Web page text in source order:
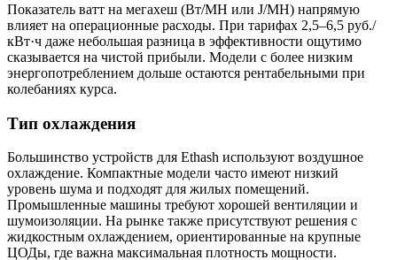
Показатель ватт на мегахеш (Вт/MH или J/MH) напрямую
влияет на операционные расходы. При тарифах 2,5–6,5 руб./
кВт·ч даже небольшая разница в эффективности ощутимо
сказывается на чистой прибыли. Модели с более низким
энергопотреблением дольше остаются рентабельными при
колебаниях курса.
Тип охлаждения
Большинство устройств для Ethash используют воздушное
охлаждение. Компактные модели часто имеют низкий
уровень шума и подходят для жилых помещений.
Промышленные машины требуют хорошей вентиляции и
шумоизоляции. На рынке также присутствуют решения с
жидкостным охлаждением, ориентированные на крупные
ЦОДы, где важна максимальная плотность мощности.